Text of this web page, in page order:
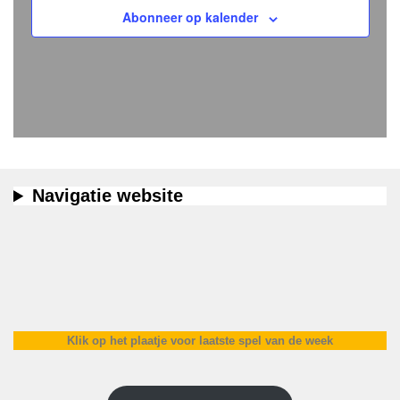
e
v
a
t
t
Abonneer op kalender
Navigatie website
Klik op het plaatje voor laatste spel van de week